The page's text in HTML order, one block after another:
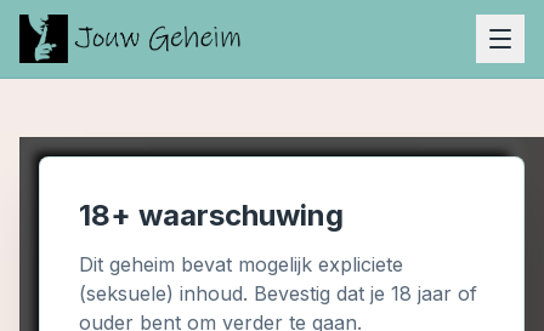
18+ waarschuwing
Dit geheim bevat mogelijk expliciete
(seksuele) inhoud. Bevestig dat je 18 jaar of
ouder bent om verder te gaan.